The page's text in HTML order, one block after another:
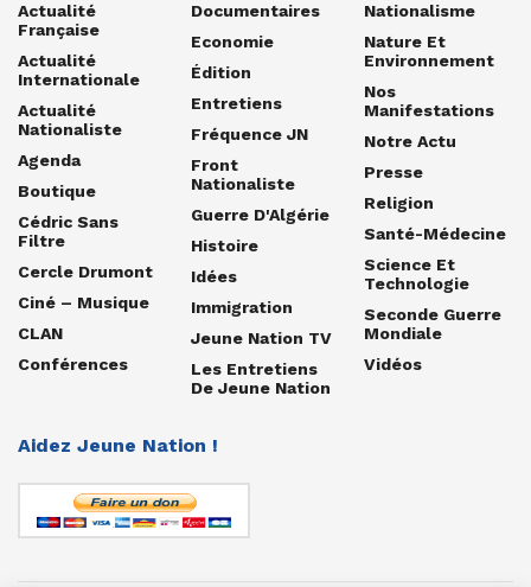
Actualité
Française
Actualité
Internationale
Actualité
Nationaliste
Agenda
Boutique
Cédric Sans
Filtre
Cercle Drumont
Ciné – Musique
CLAN
Conférences
Documentaires
Economie
Édition
Entretiens
Fréquence JN
Front
Nationaliste
Guerre D'Algérie
Histoire
Idées
Immigration
Jeune Nation TV
Les Entretiens
De Jeune Nation
Nationalisme
Nature Et
Environnement
Nos
Manifestations
Notre Actu
Presse
Religion
Santé-Médecine
Science Et
Technologie
Seconde Guerre
Mondiale
Vidéos
Aidez Jeune Nation !